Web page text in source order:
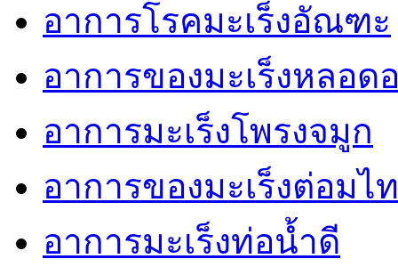
อาการโรคมะเร็งอัณฑะ
อาการของมะเร็งหลอด
อาการมะเร็งโพรงจมูก
อาการของมะเร็งต่อมไ
อาการมะเร็งท่อน้ำดี